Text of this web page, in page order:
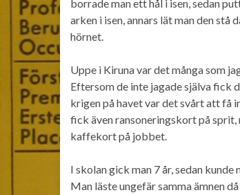
borrade man ett hål i isen, sedan
arken i isen, annars lät man den stå
hörnet.
Uppe i Kiruna var det många som
Eftersom de inte jagade själva fick
krigen på havet var det svårt att få
fick även ransoneringskort på
kaffekort på jobbet.
I skolan gick man 7 år, sedan
Man läste ungefär samma ämnen